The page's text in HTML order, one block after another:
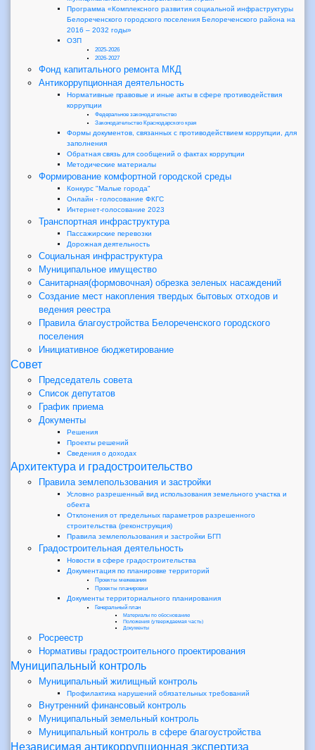
Программа «Комплексного развития социальной инфраструктуры
Белореченского городского поселения Белореченского района на
2016 – 2032 годы»
ОЗП
2025-2026
2026-2027
Фонд капитального ремонта МКД
Антикоррупционная деятельность
Нормативные правовые и иные акты в сфере противодействия
коррупции
Федеральное законодательство
Законодательство Краснодарского края
Формы документов, связанных с противодействием коррупции, для
заполнения
Обратная связь для сообщений о фактах коррупции
Методические материалы
Формирование комфортной городской среды
Конкурс "Малые города"
Онлайн - голосование ФКГС
Интернет-голосование 2023
Транспортная инфраструктура
Пассажирские перевозки
Дорожная деятельность
Социальная инфраструктура
Муниципальное имущество
Санитарная(формовочная) обрезка зеленых насаждений
Создание мест накопления твердых бытовых отходов и
ведения реестра
Правила благоустройства Белореченского городского
поселения
Инициативное бюджетирование
Совет
Председатель совета
Список депутатов
График приема
Документы
Решения
Проекты решений
Сведения о доходах
Архитектура и градостроительство
Правила землепользования и застройки
Условно разрешенный вид использования земельного участка и
обекта
Отклонения от предельных параметров разрешенного
строительства (реконструкция)
Правила землепользования и застройки БГП
Градостроительная деятельность
Новости в сфере градостроительства
Документация по планировке территорий
Проекты межевания
Проекты планировки
Документы территориального планирования
Генеральный план
Материалы по обоснованию
Положения (утверждаемая часть)
Документы
Росреестр
Нормативы градостроительного проектирования
Муниципальный контроль
Муниципальный жилищный контроль
Профилактика нарушений обязательных требований
Внутренний финансовый контроль
Муниципальный земельный контроль
Муниципальный контроль в сфере благоустройства
Независимая антикоррупционная экспертиза